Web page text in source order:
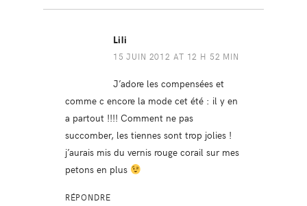
Lili
15 JUIN 2012 AT 12 H 52 MIN
J’adore les compensées et
comme c encore la mode cet été : il y en
a partout !!!! Comment ne pas
succomber, les tiennes sont trop jolies !
j’aurais mis du vernis rouge corail sur mes
petons en plus
RÉPONDRE